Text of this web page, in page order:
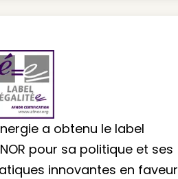
a obtenu le label
pour sa politique et ses
innovantes en faveur